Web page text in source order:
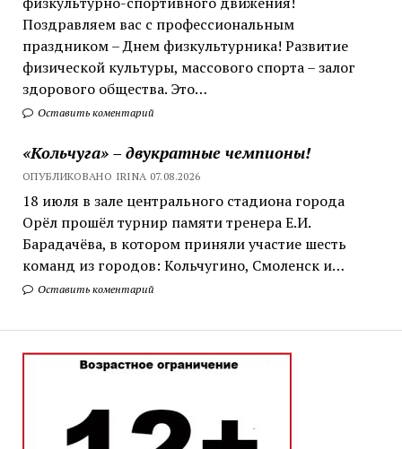
Поздравляем вас с профессиональным
праздником – Днем физкультурника! Развитие
физической культуры, массового спорта – залог
здорового общества. Это…
Оставить коментарий
«Кольчуга» – двукратные чемпионы!
ОПУБЛИКОВАНО IRINA 07.08.2026
18 июля в зале центрального стадиона города
Орёл прошёл турнир памяти тренера Е.И.
Барадачёва, в котором приняли участие шесть
команд из городов: Кольчугино, Смоленск и…
Оставить коментарий